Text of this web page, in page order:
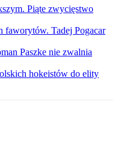
Piąte zwycięstwo
faworytów. Tadej Pogacar
Paszke nie zwalnia
hokeistów do elity